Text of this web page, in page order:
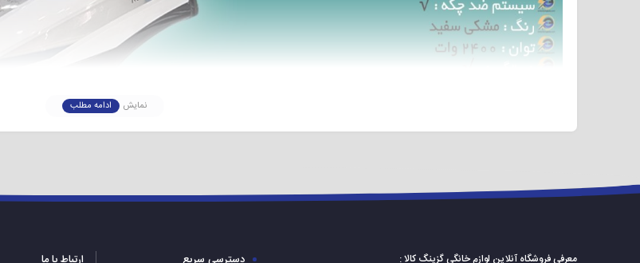
نکات مهم در مورد اتو بخار دستی نوبل کینگ
نمایش ادامه مطلب
معرفی فروشگاه آنلاین لوازم خانگی گزینگ کالا :